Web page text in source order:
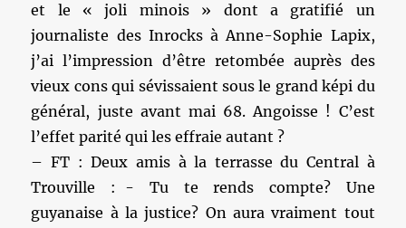
et le « joli minois » dont a gratifié un
journaliste des Inrocks à Anne-Sophie Lapix,
j’ai l’impression d’être retombée auprès des
vieux cons qui sévissaient sous le grand képi du
général, juste avant mai 68. Angoisse ! C’est
l’effet parité qui les effraie autant ?
– FT : Deux amis à la terrasse du Central à
Trouville : - Tu te rends compte? Une
guyanaise à la justice? On aura vraiment tout